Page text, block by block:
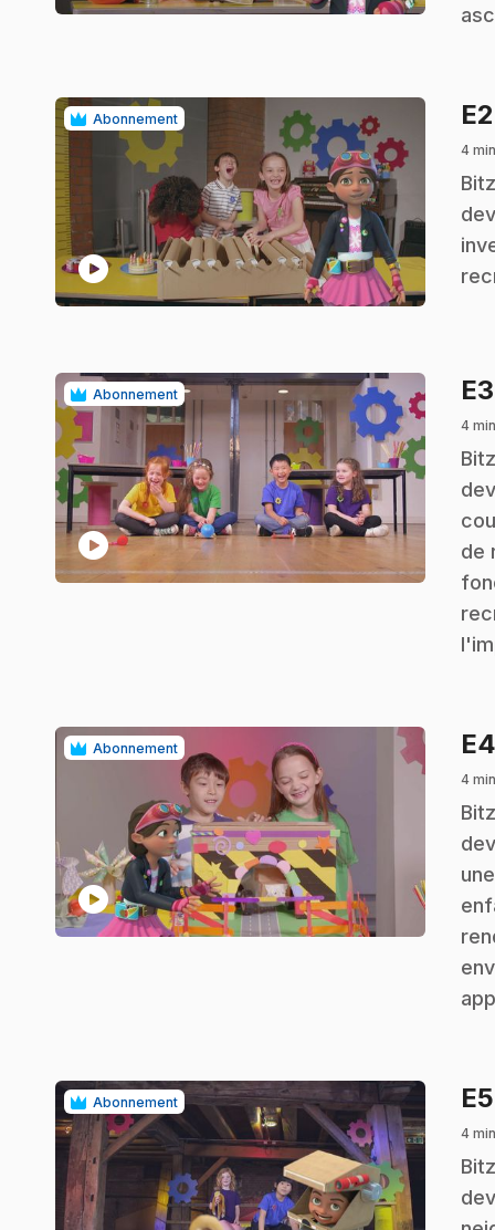
Abonnement
play_circle
E2
4
.
Abonnement
play_circle
E3
4
.
de
Abonnement
play_circle
E4
4
.
Abonnement E5
4
.